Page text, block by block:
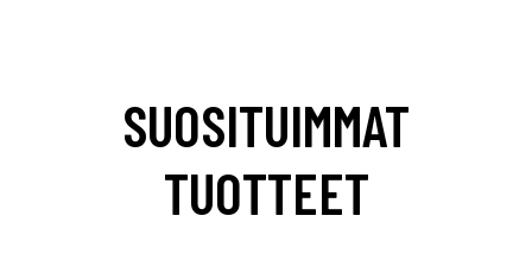
SUOSITUIMMAT
TUOTTEET